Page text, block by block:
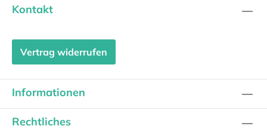
Kontakt
Vertrag widerrufen
Informationen
Rechtliches